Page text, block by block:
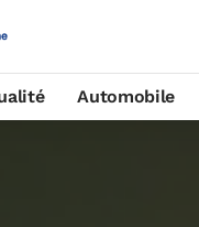
Automobile